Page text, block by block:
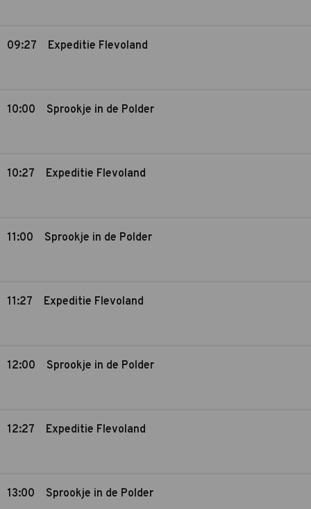
09:27 Expeditie Flevoland
10:00 Sprookje in de Polder
10:27 Expeditie Flevoland
11:00 Sprookje in de Polder
11:27 Expeditie Flevoland
12:00 Sprookje in de Polder
12:27 Expeditie Flevoland
13:00 Sprookje in de Polder